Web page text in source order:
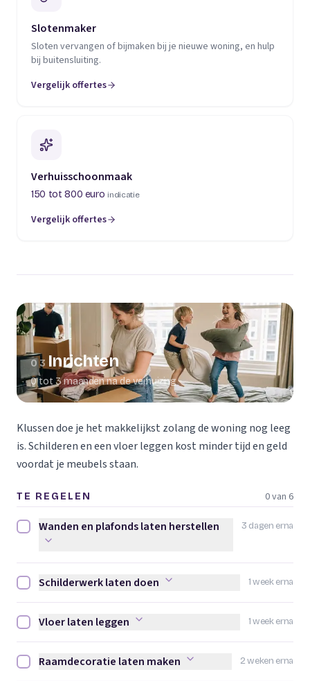
Slotenmaker
Sloten vervangen of bijmaken bij je nieuwe woning, en hulp
bij buitensluiting.
Vergelijk offertes
(opent in een nieuw tabblad)
Verhuisschoonmaak
150 tot 800 euro indicatie
Vergelijk offertes
(opent in een nieuw tabblad)
03 Inrichten
0 tot 3 maanden na de verhuizing
Klussen doe je het makkelijkst zolang de woning nog leeg
is. Schilderen en een vloer leggen kost minder tijd en geld
voordat je meubels staan.
TE REGELEN 0 van 6
3 dagen erna
Wanden en plafonds laten herstellen afvinken
Wanden en plafonds laten herstellen
1 week erna
Schilderwerk laten doen afvinken
Schilderwerk laten doen
1 week erna
Vloer laten leggen afvinken
Vloer laten leggen
2 weken erna
Raamdecoratie laten maken afvinken
Raamdecoratie laten maken